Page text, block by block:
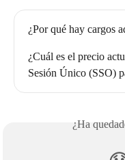
¿Por qué hay cargos
¿Cuál es el precio
Sesión Único (SSO)
¿Ha